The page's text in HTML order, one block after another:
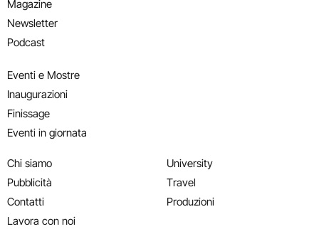
Magazine
Newsletter
Podcast
Eventi e Mostre
Inaugurazioni
Finissage
Eventi in giornata
Chi siamo
Pubblicità
Contatti
Lavora con noi
University
Travel
Produzioni